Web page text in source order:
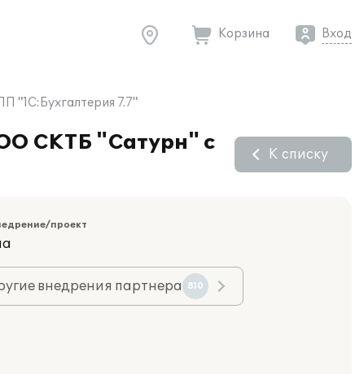
Корзина Вход
"1С:Бухгалтерия 7.7"
СКТБ "Сатурн" с
К списку
проект
внедрения партнера 810